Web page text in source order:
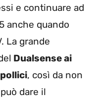
e continuare ad
anche quando
La grande
Dualsense ai
, così da non
dare il